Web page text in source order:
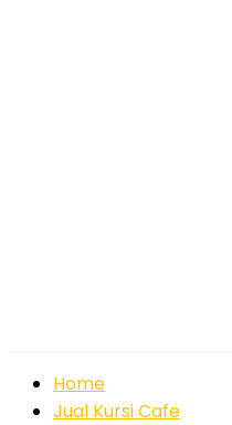
Home
Jual Kursi Cafe